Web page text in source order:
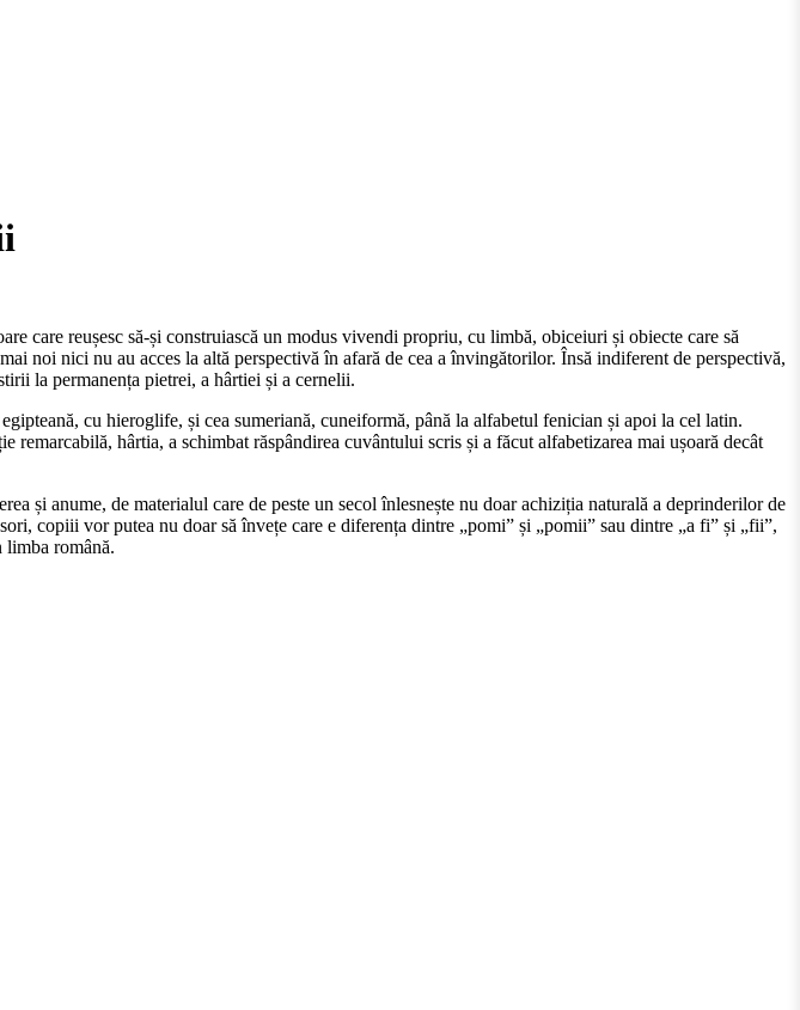
care reușesc să-și construiască un modus vivendi propriu, cu limbă, obiceiuri și obiecte care să
noi nici nu au acces la altă perspectivă în afară de cea a învingătorilor. Însă indiferent de perspectivă,
la permanența pietrei, a hârtiei și a cernelii.
cu hieroglife, și cea sumeriană, cuneiformă, până la alfabetul fenician și apoi la cel latin.
hârtia, a schimbat răspândirea cuvântului scris și a făcut alfabetizarea mai ușoară decât
și anume, de materialul care de peste un secol înlesnește nu doar achiziția naturală a deprinderilor de
copiii vor putea nu doar să învețe care e diferența dintre „pomi” și „pomii” sau dintre „a fi” și „fii”,
limba română.